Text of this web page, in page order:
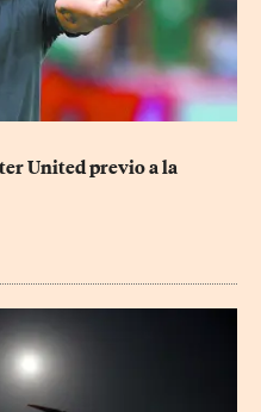
United previo a la